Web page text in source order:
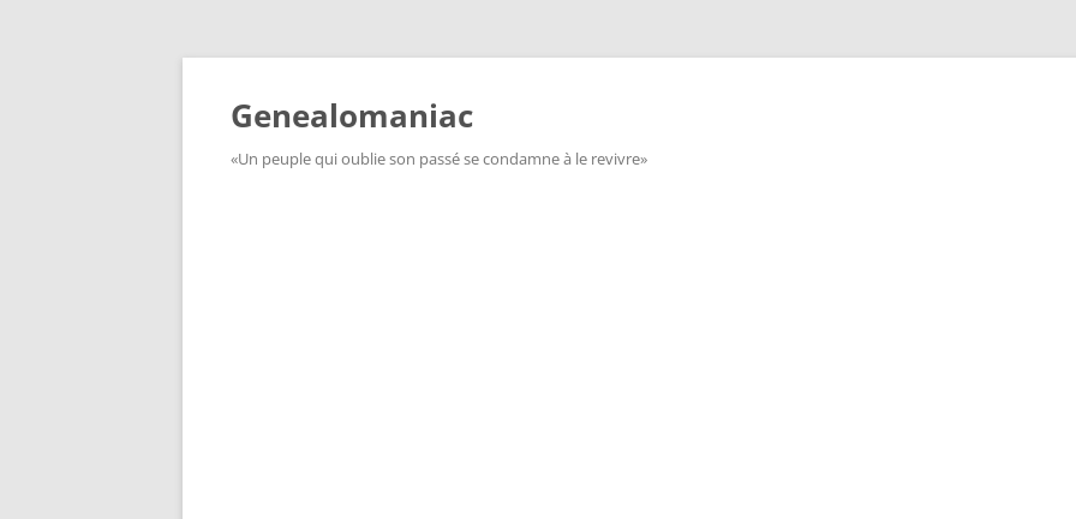
Aller
Genealomaniac
«Un peuple qui oublie son passé se condamne à le revivre»